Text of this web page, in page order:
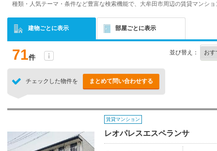
種類・人気テーマ・条件など豊富な検索機能で、大牟田市周辺の賃貸マンシ
建物ごとに表示 部屋ごとに表示
71件
並び替え：
チェックした物件を まとめて問い合わせする
賃貸マンション
レオパレスエスペランサ